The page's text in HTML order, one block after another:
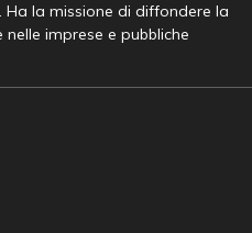
Ha la missione di diffondere la
imprese e pubbliche